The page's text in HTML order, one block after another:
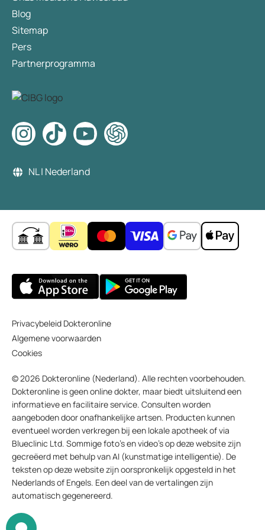
Terbinafine Aurobindo 125 mg, tabletten
Terbinafine Aurobindo 250 mg, geraadpleegd op 9
november 2018, op
https://www.geneesmiddeleninformatiebank.nl/ord
s/f?
VG1:H,NL,106096
Blog
Sitemap
Pers
Partnerprogramma
NL | Nederland
Privacybeleid Dokteronline
Algemene voorwaarden
Cookies
© 2026 Dokteronline (Nederland). Alle rechten voorbehouden.
Dokteronline is geen online dokter, maar biedt uitsluitend een
informatieve en facilitaire service. Consulten worden
aangeboden door onafhankelijke artsen. Producten kunnen
eventueel worden verkregen bij een lokale apotheek of via
Blueclinic Ltd. Sommige foto’s en video’s op deze website zijn
gecreëerd met behulp van AI (kunstmatige intelligentie). De
teksten op deze website zijn oorspronkelijk opgesteld in het
Nederlands of Engels. Een deel van de vertalingen zijn
automatisch gegenereerd.